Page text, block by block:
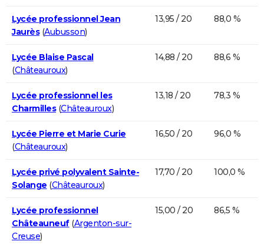
Lycée professionnel Jean
Jaurès(Aubusson)
13,95 / 20 88,0 %
Lycée Blaise Pascal
(Châteauroux)
14,88 / 20 88,6 %
Lycée professionnel les
Charmilles(Châteauroux)
13,18 / 20 78,3 %
Lycée Pierre et Marie Curie
(Châteauroux)
16,50 / 20 96,0 %
Lycée privé polyvalent Sainte-
Solange (Châteauroux)
17,70 / 20 100,0 %
Lycée professionnel
Châteauneuf(Argenton-sur-
Creuse)
15,00 / 20 86,5 %